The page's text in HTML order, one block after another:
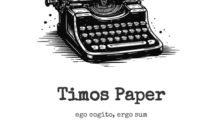
Timos Paper
ego cogito, ergo sum